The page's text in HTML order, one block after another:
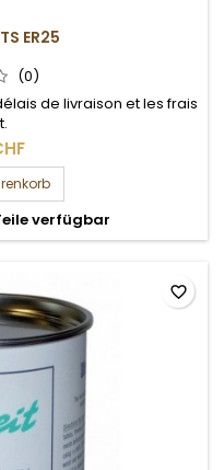
ER25
(0)
de livraison et les frais
verfügbar
favorite_border